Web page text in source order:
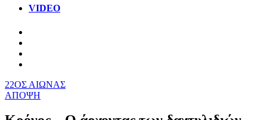
VIDEO
22ΟΣ ΑΙΩΝΑΣ
ΑΠΟΨΗ